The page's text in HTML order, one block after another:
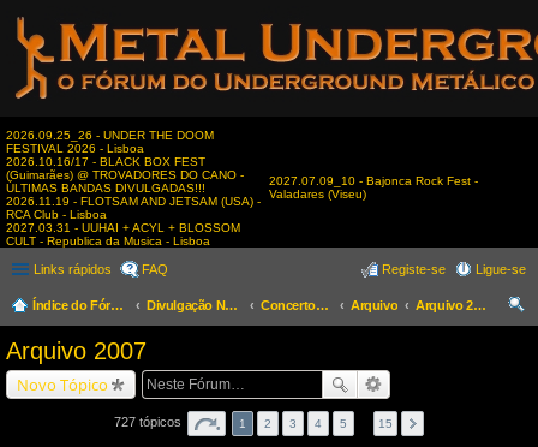
2026.09.25_26 - UNDER THE DOOM
FESTIVAL 2026 - Lisboa
2026.10.16/17 - BLACK BOX FEST
(Guimarães) @ TROVADORES DO CANO -
ÚLTIMAS BANDAS DIVULGADAS!!!
2026.11.19 - FLOTSAM AND JETSAM (USA) -
RCA Club - Lisboa
2027.03.31 - UUHAI + ACYL + BLOSSOM
CULT - Republica da Musica - Lisboa
2027.07.09_10 - Bajonca Rock Fest -
Valadares (Viseu)
Links rápidos FAQ Ligue-se
Registe-se
Índice do Fórum Divulgação Nacional Concertos & Eventos Arquivo
Arquivo 2007
Arquivo 2007
Novo Tópico
727 tópicos 1 2 3 4 5 15